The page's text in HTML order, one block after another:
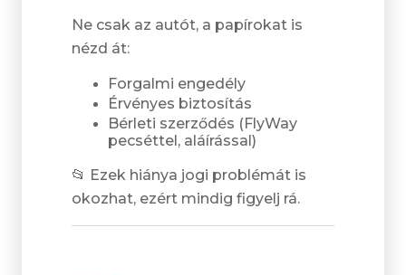
Ne csak az autót, a papírokat is
nézd át:
Forgalmi engedély
Érvényes biztosítás
Bérleti szerződés (FlyWay
pecséttel, aláírással)
📂 Ezek hiánya jogi problémát is
okozhat, ezért mindig figyelj rá.